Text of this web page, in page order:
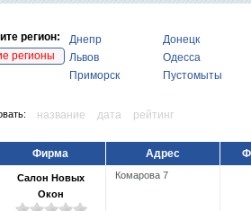
регион:
регионы
Днепр Донецк
Львов
Одесса
Приморск
Пустомыты
название дата рейтинг
Фирма Адрес
Салон Новых
Окон
Комарова 7